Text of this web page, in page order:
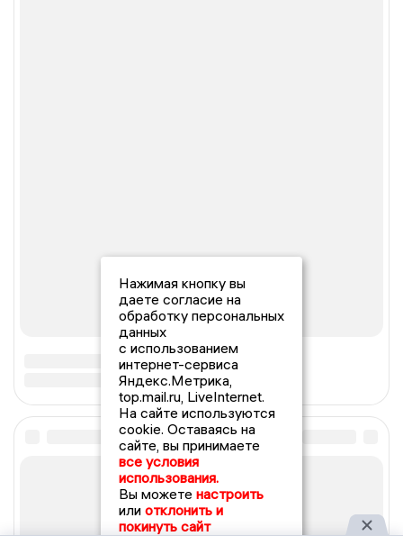
Нажимая кнопку вы
даете согласие на
обработку персональных
данных
с использованием
интернет-сервиса
Яндекс.Метрика,
top.mail.ru, LiveInternet.
На сайте используются
cookie. Оставаясь на
сайте, вы принимаете
все условия
использования.
Вы можете настроить
или отклонить и
покинуть сайт